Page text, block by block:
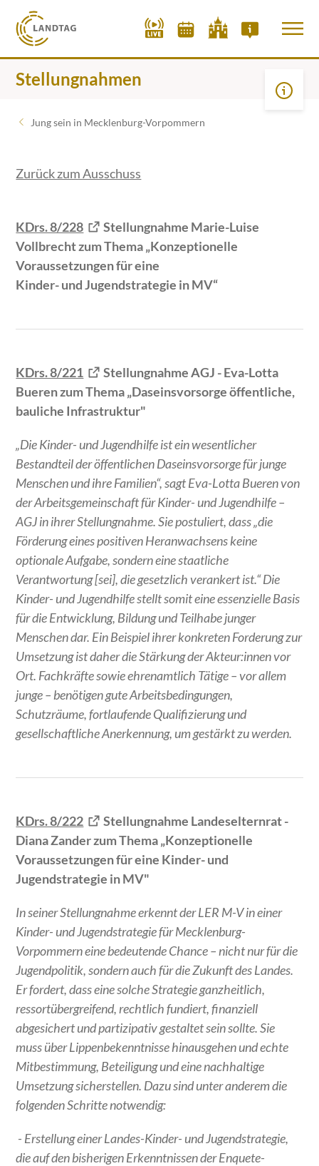
Stellungnahmen
Jung sein in Mecklenburg-Vorpommern
Zurück zum Ausschuss
KDrs. 8/228
Stellungnahme Marie-Luise
Vollbrecht zum Thema „Konzeptionelle
Voraussetzungen für eine
Kinder- und Jugendstrategie in MV“
KDrs. 8/221
Stellungnahme AGJ - Eva-Lotta
Bueren zum Thema „Daseinsvorsorge öffentliche,
bauliche Infrastruktur"
„Die Kinder- und Jugendhilfe ist ein wesentlicher
Bestandteil der öffentlichen Daseinsvorsorge für junge
Menschen und ihre Familien“, sagt Eva-Lotta Bueren von
der Arbeitsgemeinschaft für Kinder- und Jugendhilfe –
AGJ in ihrer Stellungnahme. Sie postuliert, dass „die
Förderung eines positiven Heranwachsens keine
optionale Aufgabe, sondern eine staatliche
Verantwortung [sei], die gesetzlich verankert ist.“ Die
Kinder- und Jugendhilfe stellt somit eine essenzielle Basis
für die Entwicklung, Bildung und Teilhabe junger
Menschen dar. Ein Beispiel ihrer konkreten Forderung zur
Umsetzung ist daher die Stärkung der Akteur:innen vor
Ort. Fachkräfte sowie ehrenamtlich Tätige – vor allem
junge – benötigen gute Arbeitsbedingungen,
Schutzräume, fortlaufende Qualifizierung und
gesellschaftliche Anerkennung, um gestärkt zu werden.
KDrs. 8/222
Stellungnahme Landeselternrat -
Diana Zander zum Thema „Konzeptionelle
Voraussetzungen für eine Kinder- und
Jugendstrategie in MV"
In seiner Stellungnahme erkennt der LER M-V in einer
Kinder- und Jugendstrategie für Mecklenburg-
Vorpommern eine bedeutende Chance – nicht nur für die
Jugendpolitik, sondern auch für die Zukunft des Landes.
Er fordert, dass eine solche Strategie ganzheitlich,
ressortübergreifend, rechtlich fundiert, finanziell
abgesichert und partizipativ gestaltet sein sollte. Sie
muss über Lippenbekenntnisse hinausgehen und echte
Mitbestimmung, Beteiligung und eine nachhaltige
Umsetzung sicherstellen. Dazu sind unter anderem die
folgenden Schritte notwendig:
- Erstellung einer Landes-Kinder- und Jugendstrategie,
die auf den bisherigen Erkenntnissen der Enquete-